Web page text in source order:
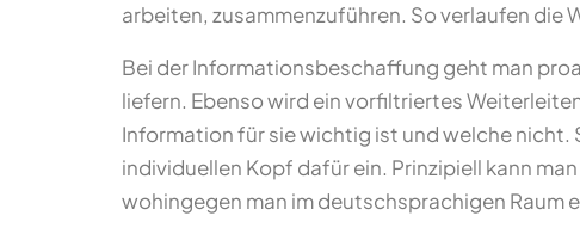
arbeiten, zusammenzuführen. So verlaufen die
Bei der Informationsbeschaffung geht man
liefern. Ebenso wird ein vorfiltriertes
Information für sie wichtig ist und welche nicht.
individuellen Kopf dafür ein. Prinzipiell kann
wohingegen man im deutschsprachigen Raum